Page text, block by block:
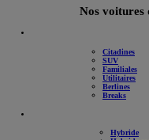
Citadines
SUV
Familiales
Utilitaires
Berlines